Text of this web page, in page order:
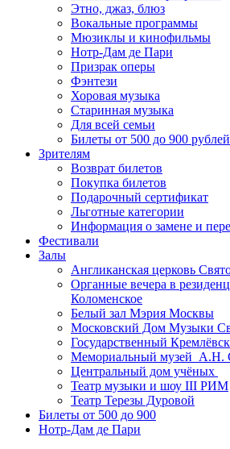
Этно, джаз, блюз
Вокальные программы
Мюзиклы и кинофильмы
Нотр-Дам де Пари
Призрак оперы
Фэнтези
Хоровая музыка
Старинная музыка
Для всей семьи
Билеты от 500 до 900 рублей
Зрителям
Возврат билетов
Покупка билетов
Подарочный сертификат
Льготные категории
Информация о замене и
Фестивали
Залы
Англиканская церковь
Органные вечера в
Коломенское
Белый зал Мэрия Москвы
Московский Дом Музыки
Государственный
Мемориальный музей А.Н.
Центральный дом учёных
Театр музыки и шоу III РИМ
Театр Терезы Дуровой
Билеты от 500 до 900
Нотр-Дам де Пари